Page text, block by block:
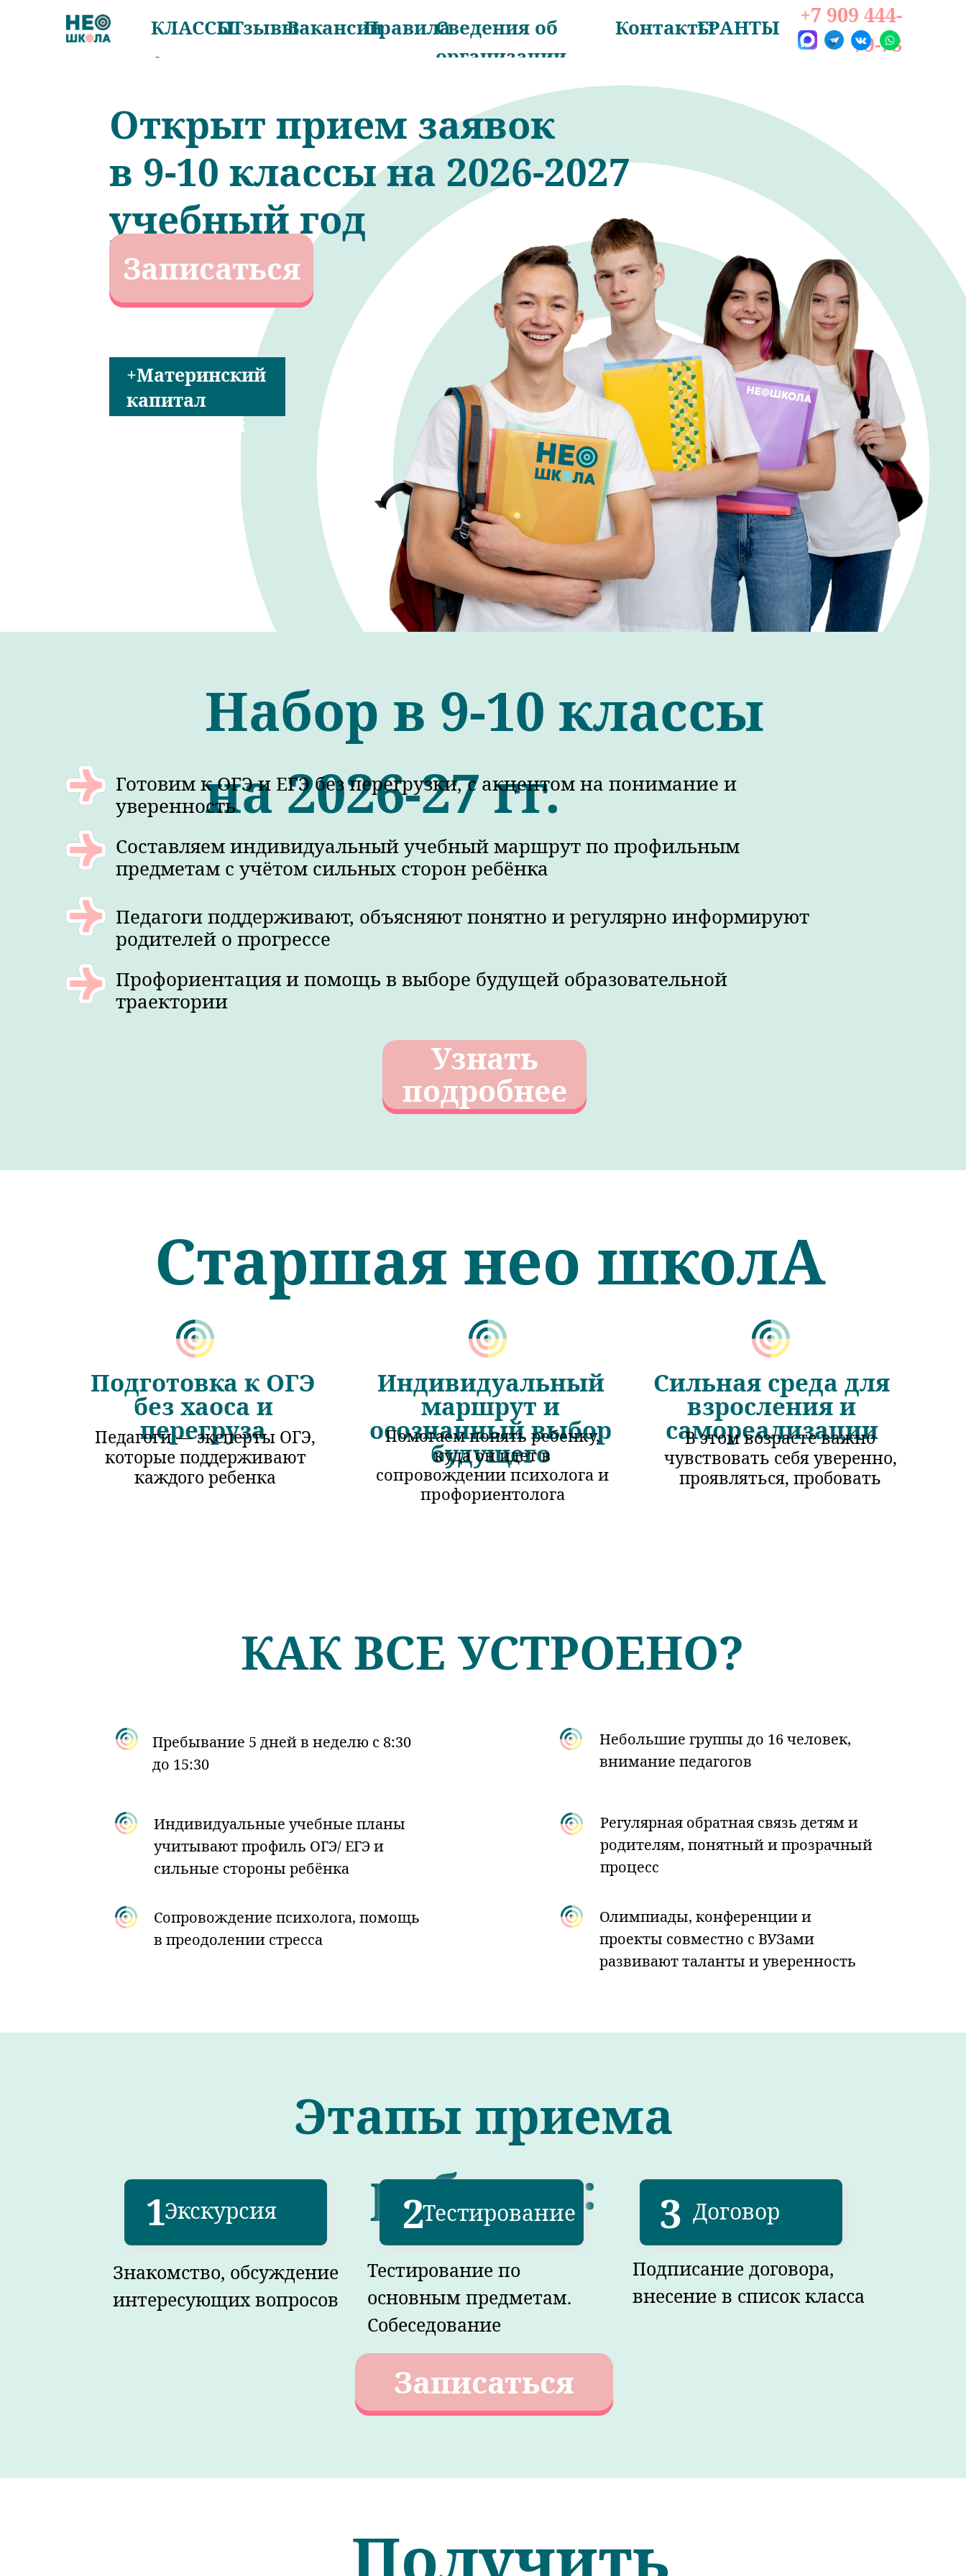
+7 909 444-
79-78
Вакансии
КЛАССЫОТзывы Правила КонтактыГРАНТЫ
Сведения об
организации
Открыт прием заявок
в 9-10 классы на 2026-2027
учебный год
Записаться
+Материнский
капитал
+Налоговый
Набор в 9-10 классы
на 2026-27 гг.
Готовим к ОГЭ и ЕГЭ без перегрузки, с акцентом на понимание и
уверенность
Узнать
подробнее
Составляем индивидуальный учебный маршрут по профильным
предметам с учётом сильных сторон ребёнка
Педагоги поддерживают, объясняют понятно и регулярно информируют
родителей о прогрессе
Профориентация и помощь в выборе будущей образовательной
траектории
Старшая нео школА
Подготовка к ОГЭ
без хаоса и
перегруза
Индивидуальный
маршрут и
осознанный выбор
будущего
Сильная среда для
взросления и
самореализации
Педагоги — эксперты ОГЭ,
которые поддерживают
каждого ребенка
Помогаем понять ребенку,
куда он идет в
сопровождении психолога и
профориентолога
В этом возрасте важно
чувствовать себя уверенно,
проявляться, пробовать
КАК ВСЕ УСТРОЕНО?
Индивидуальные учебные планы
учитывают профиль ОГЭ/ ЕГЭ и
сильные стороны ребёнка
Сопровождение психолога, помощь
в преодолении стресса
Олимпиады, конференции и
проекты совместно с ВУЗами
развивают таланты и уверенность
Регулярная обратная связь детям и
родителям, понятный и прозрачный
процесс
Небольшие группы до 16 человек,
внимание педагогов
Пребывание 5 дней в неделю с 8:30
до 15:30
Этапы приема
ребенка:
Экскурсия
1 2Тестирование 3 Договор
Знакомство, обсуждение
интересующих вопросов
Тестирование по
основным предметам.
Собеседование
Подписание договора,
внесение в список класса
Записаться
Получить